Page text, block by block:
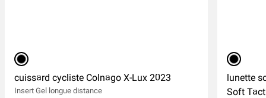
noir
cuissard cycliste Colnago X-Lux 2023
Insert Gel longue distance
noir
lunette
Soft